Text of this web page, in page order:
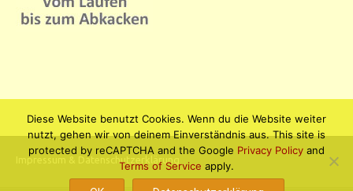
Impressum & Datenschutzerklärung
Diese Website benutzt Cookies. Wenn du die Website weiter
nutzt, gehen wir von deinem Einverständnis aus. This site is
protected by reCAPTCHA and the Google Privacy Policy and
Terms of Service apply.